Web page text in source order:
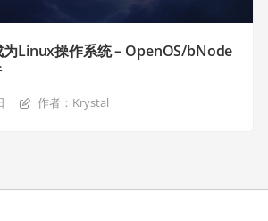
为Linux操作系统 – OpenOS/bNode
作者：Krystal